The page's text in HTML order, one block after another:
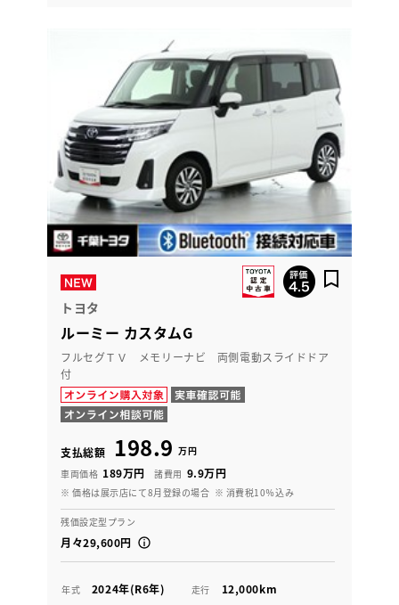
トヨタ
ルーミー カスタムG
フルセグＴＶ メモリーナビ 両側電動スライドドア
付
支払総額 198.9 万円
車両価格 189万円 諸費用 9.9万円
※ 価格は展示店にて8月登録の場合 ※ 消費税10％込み
残価設定型プラン
月々29,600円
年式 2024年(R6年) 走行 12,000km